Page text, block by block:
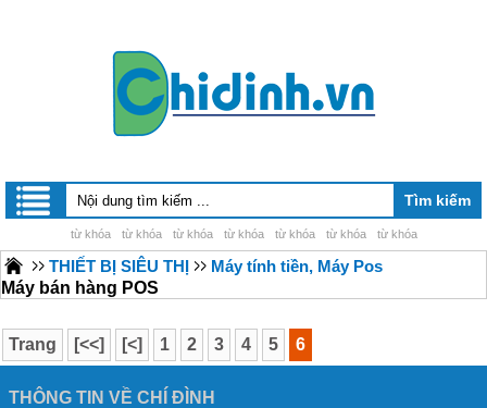
từ khóa từ khóa từ khóa từ khóa từ khóa từ khóa từ khóa
THIẾT BỊ SIÊU THỊ
Máy tính tiền, Máy Pos
Máy bán hàng POS
Trang [<<] [<] 1 2 3 4 5 6
THÔNG TIN VỀ CHÍ ĐÌNH